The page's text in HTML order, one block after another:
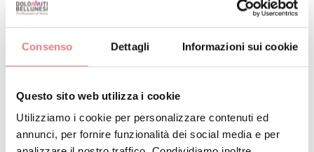
Consenso Dettagli Informazioni sui cookie
Questo sito web utilizza i cookie
Utilizziamo i cookie per personalizzare contenuti ed
annunci, per fornire funzionalità dei social media e per
l'estate, che la tinge di colori vivaci.
Sostenibile (CETS) nei Parchi italiani e insignita del
marchio Carta Europea del Turismo sostenibile